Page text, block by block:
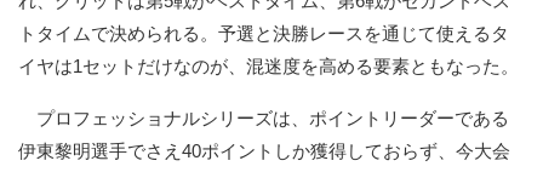
トタイムで決められる。予選と決勝レースを通じて使えるタ
イヤは1セットだけなのが、混迷度を高める要素ともなった。
プロフェッショナルシリーズは、ポイントリーダーである
伊東黎明選手でさえ40ポイントしか獲得しておらず、今大会